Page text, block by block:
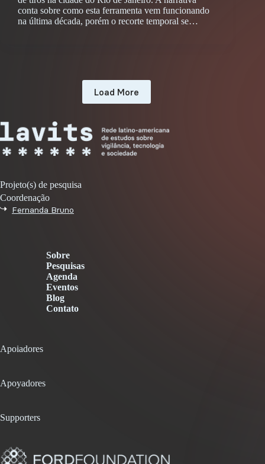
conta sobre como esta ferramenta vem funcionando
na última década, porém o recorte temporal se…
Load More
Projeto(s) de pesquisa
Coordenação
Fernanda Bruno
Sobre
Pesquisas
Agenda
Eventos
Blog
Contato
Apoiadores
Apoyadores
Supporters